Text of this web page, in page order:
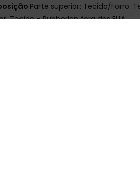
Parte superior: Tecido/Forro:
Tecido - Rubberlon fora dos EUA